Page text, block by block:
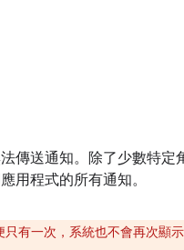
傳送通知。除了少數特定
用程式的所有通知。
只有一次，系統也不會再次顯